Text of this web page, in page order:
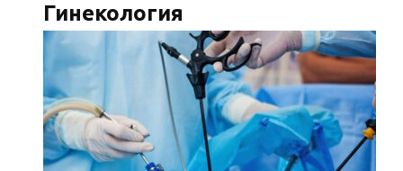
Гинекология